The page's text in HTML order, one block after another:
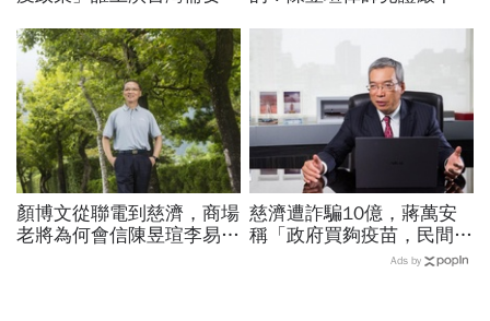
瑾：還防疫團隊一個公道
顏博文從聯電到慈濟，商場
老將為何會信陳昱瑄李易
慈濟遭詐騙10億，蔣萬安
稱「政府買夠疫苗，民間就
不用採購」！謝金河：這句
Ads by